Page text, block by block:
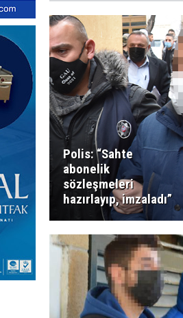
Polis: “Sahte
abonelik
sözleşmeleri
hazırlayıp, imzaladı”